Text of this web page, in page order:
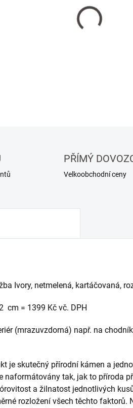
PŘÍMÝ
Velkoobchodní ceny
Ivory, netmelená, kartáčovaná,
cm = 1399 Kč vč. DPH
(mrazuvzdorná) např. na
je skutečný přírodní kámen a
naformátovány tak, jak to příroda
a žilnatost jednotlivých
rozložení všech těchto faktorů.